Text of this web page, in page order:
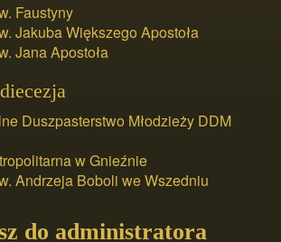
Faustyny
Jakuba Większego Apostoła
Jana Apostoła
Duszpasterstwo Młodzieży DDM
w Gnieźnie
Andrzeja Boboli we Wszedniu
do administratora